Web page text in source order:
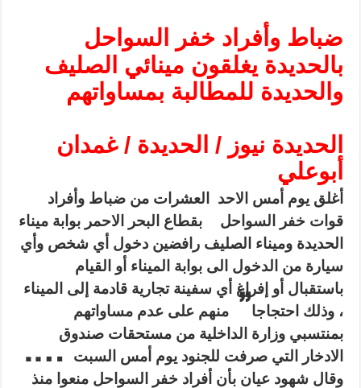
ضباط وأفراد خفر السواحل
بالحديدة يغلقون مينائي الصليف
والحديدة للمطالبة بمساواتهم
الحديدة نيوز / الحديدة / غمدان
أبوعلي
أغلق يوم أمس الاحد العشرات من ضباط وأفراد
قوات خفر السواحل
بقطاع البحر الاحمر بوابة ميناء
الحديدة وميناء الصليف رافضين دخول أي شخص وأي
سيارة من الدخول الى بوابة الميناء أو القيام
باستقبال أو إفراغ أي سفينة تجارية قادمة إلى الميناء
، وذلك احتجاجا”منهم على عدم مساواتهم
بمنتسبي وزارة الداخلية من مستحقات صندوق
الادخار التي صرفت للجنود يوم أمس السبت….
وقال شهود عيان بأن أفراد خفر السواحل منعوا منذ